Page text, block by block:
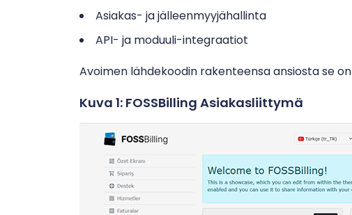
Asiakas- ja jälleenmyyjähallinta
API- ja moduuli-integraatiot
Avoimen lähdekoodin rakenteensa ansiosta se on
Kuva 1: FOSSBilling Asiakasliittymä